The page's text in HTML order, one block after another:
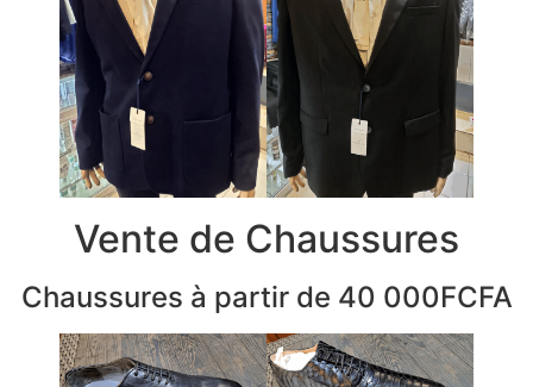
Vente de Chaussures
Chaussures à partir de 40 000FCFA